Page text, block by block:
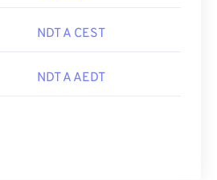
NDT A CEST
NDT A AEDT